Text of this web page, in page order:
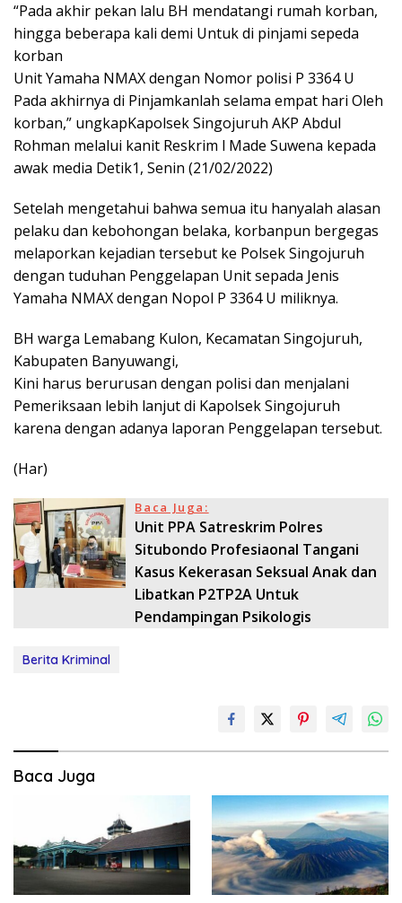
“Pada akhir pekan lalu BH mendatangi rumah korban,
hingga beberapa kali demi Untuk di pinjami sepeda
korban
Unit Yamaha NMAX dengan Nomor polisi P 3364 U
Pada akhirnya di Pinjamkanlah selama empat hari Oleh
korban,” ungkapKapolsek Singojuruh AKP Abdul
Rohman melalui kanit Reskrim l Made Suwena kepada
awak media Detik1, Senin (21/02/2022)
Setelah mengetahui bahwa semua itu hanyalah alasan
pelaku dan kebohongan belaka, korbanpun bergegas
melaporkan kejadian tersebut ke Polsek Singojuruh
dengan tuduhan Penggelapan Unit sepada Jenis
Yamaha NMAX dengan Nopol P 3364 U miliknya.
BH warga Lemabang Kulon, Kecamatan Singojuruh,
Kabupaten Banyuwangi,
Kini harus berurusan dengan polisi dan menjalani
Pemeriksaan lebih lanjut di Kapolsek Singojuruh
karena dengan adanya laporan Penggelapan tersebut.
(Har)
Baca Juga:
Unit PPA Satreskrim Polres
Situbondo Profesiaonal Tangani
Kasus Kekerasan Seksual Anak dan
Libatkan P2TP2A Untuk
Pendampingan Psikologis
Berita Kriminal
Baca Juga